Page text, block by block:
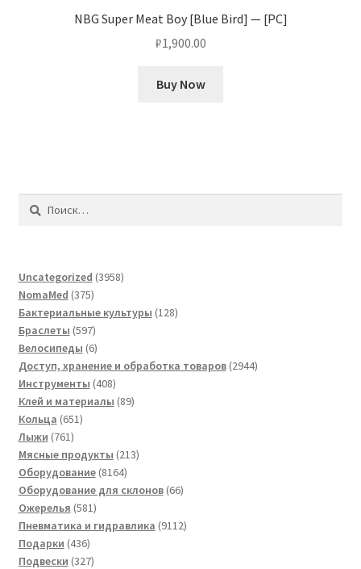
NBG Super Meat Boy [Blue Bird] — [PC]
₽1,900.00
Buy Now
Найти:
Uncategorized 39583958
NomaMed 375375
товаров
Бактериальные культуры 128128
Браслеты 597597
товаров
Велосипеды 66
товаров
Доступ, хранение и обработка товаров 29442944
Инструменты 408408
товаров
Клей и материалы 8989
Кольца 651651
Лыжи 761761
товар
Мясные продукты 213213
Оборудование 81648164
товара
Оборудование для склонов 6666
Ожерелья 581581
товар
Пневматика и гидравлика 91129112
Подарки 436436
товаров
Подвески 327327